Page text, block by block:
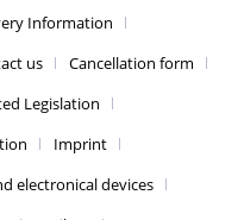
Information
us
Cancellation form
Legislation
Imprint
electronical devices